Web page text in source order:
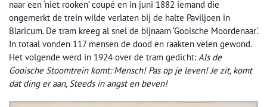
naar een ‘niet rooken’ coupé en in juni 1882 iemand die
ongemerkt de trein wilde verlaten bij de halte Paviljoen in
Blaricum. De tram kreeg al snel de bijnaam ‘Gooische Moordenaar’.
In totaal vonden 117 mensen de dood en raakten velen gewond.
Het volgende werd in 1924 over de tram gedicht: Als de
Gooische Stoomtrein komt: Mensch! Pas op je leven! Je zit, komt
dat ding er aan, Steeds in angst en beven!